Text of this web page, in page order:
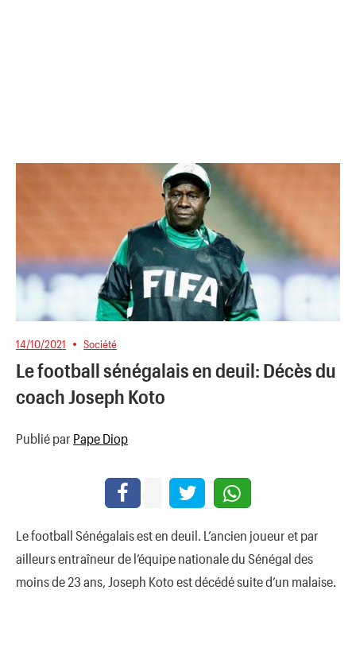
14/10/2021 Société
Le football sénégalais en deuil: Décès du
coach Joseph Koto
Publié par Pape Diop
Le football Sénégalais est en deuil. L’ancien joueur et par
ailleurs entraîneur de l’équipe nationale du Sénégal des
moins de 23 ans, Joseph Koto est décédé suite d’un malaise.